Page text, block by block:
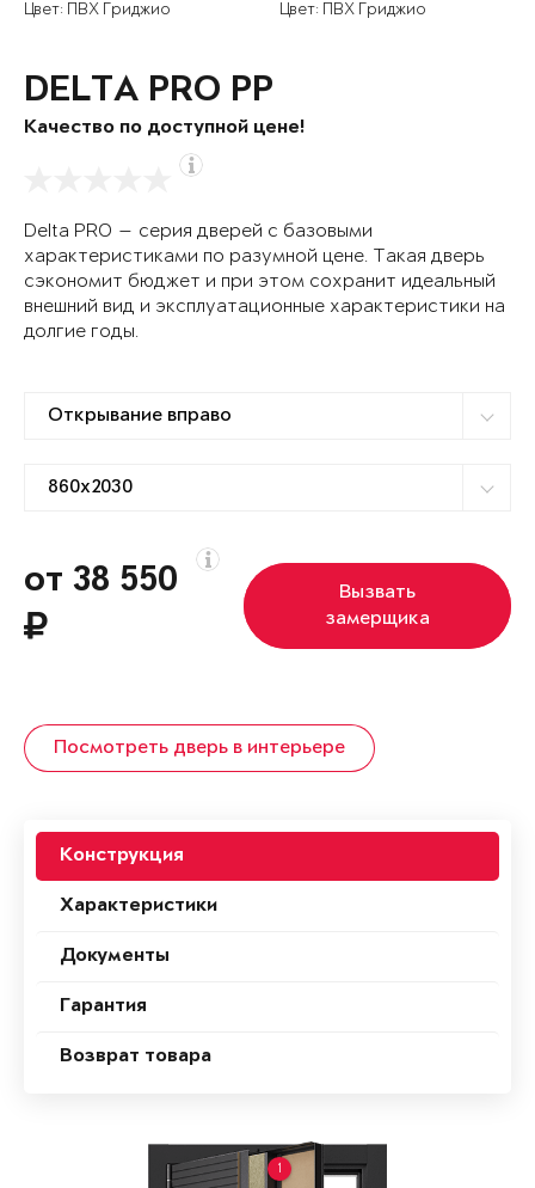
Цвет: ПВХ Гриджио Цвет: ПВХ Гриджио
DELTA PRO PP
Качество по доступной цене!
Delta PRO — серия дверей с базовыми
характеристиками по разумной цене. Такая дверь
сэкономит бюджет и при этом сохранит идеальный
внешний вид и эксплуатационные характеристики на
долгие годы.
от 38 550
Вызвать
замерщика
Посмотреть дверь в интерьере
Конструкция
Характеристики
Документы
Гарантия
Возврат товара
1